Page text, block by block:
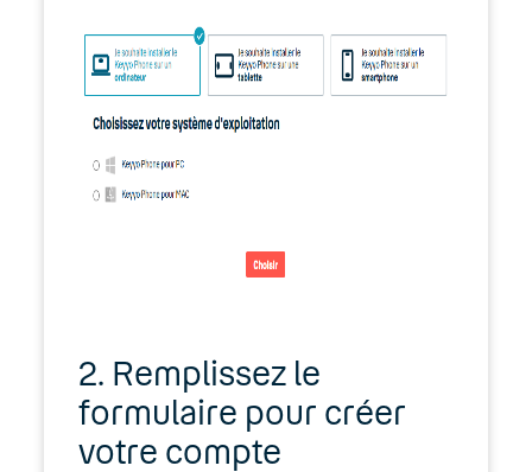
2. Remplissez le
formulaire pour créer
votre compte